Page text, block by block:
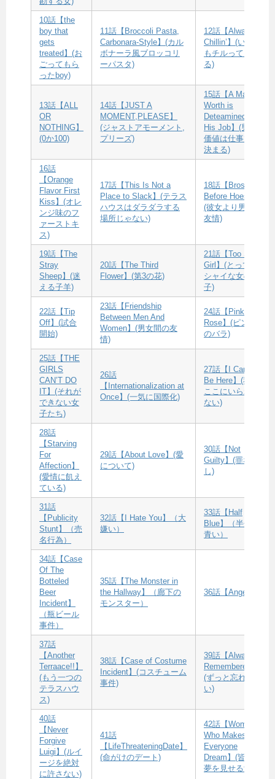
10話【the
boy that
gets
treated】(お
ごってもら
ったboy)
11話【Broccoli Pasta,
Carbonara-Style】(カル
ボナーラ風ブロッコリ
ーパスタ)
12話【Always
Chillin’】(いつ
もチルってい
る)
13話【ALL
OR
NOTHING】
(0か100)
14話【JUST A
MOMENT,PLEASE】
(ジャストアモーメント,
プリーズ)
15話【A Man’s
Worth is
Deteamined By
His Job】(男の
価値は仕事で
決まる)
16話
【Orange
Flavor First
Kiss】(オレ
ンジ味のフ
ァーストキ
ス)
17話【This Is Not a
Place to Slack】(テラス
ハウスはダラダラする
場所じゃない)
18話【Bros
Before Hoes】
(彼女より男の
友情)
19話【The
Stray
Sheep】(迷
える子羊)
20話【The Third
Flower】(第3の花)
21話【Too Shy
Girl】(とっても
シャイな女の
子)
22話【Tip
Off】(試合
開始)
23話【Friendship
Between Men And
Women】(男女間の友
情)
24話【Pink
Rose】(ピンク
のバラ)
25話【THE
GIRLS
CAN’T DO
IT】(それが
できない女
子たち)
26話
【Internationalization at
Once】(一気に国際化)
27話【I Can”t
Be Here】(私は
ここにいられ
ない)
28話
【Starving
For
Affection】
(愛情に飢え
ている)
29話【About Love】(愛
について)
30話【Not
Guilty】(罪な
し)
31話
【Publicity
Stunt】（売
名行為）
32話【I Hate You】（大
嫌い）
33話【Half
Blue】（半分
青い）
34話【Case
Of The
Botteled
Beer
Incident】
（瓶ビール
事件）
35話【The Monster in
the Hallway】（廊下の
モンスター）
36話【Angel】
37話
【Another
Terraace!!】
(もう一つの
テラスハウ
ス)
38話【Case of Costume
Incident】(コスチューム
事件)
39話【Always
Remembered】
(ずっと忘れな
い)
40話
【Never
Forgive
Luigi】(ルイ
ージを絶対
に許さない)
41話
【LifeThreateningDate】
(命がけのデート)
42話【Woman
Who Makes
Everyone
Dream】(皆に
夢を見せる女)